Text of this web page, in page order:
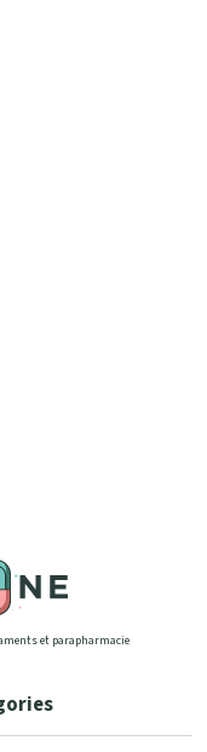
et parapharmacie